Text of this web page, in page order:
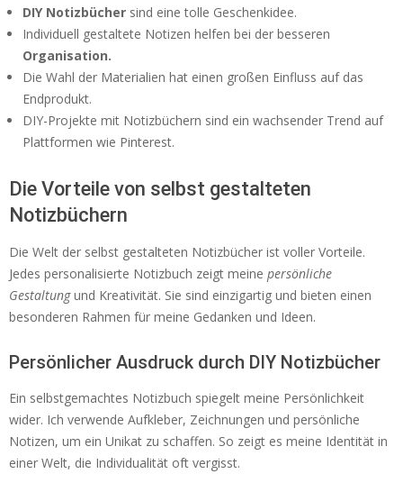
DIY Notizbücher sind eine tolle Geschenkidee.
Individuell gestaltete Notizen helfen bei der besseren
Organisation.
Die Wahl der Materialien hat einen großen Einfluss auf das
Endprodukt.
DIY-Projekte mit Notizbüchern sind ein wachsender Trend auf
Plattformen wie Pinterest.
Die Vorteile von selbst gestalteten
Notizbüchern
Die Welt der selbst gestalteten Notizbücher ist voller Vorteile.
Jedes personalisierte Notizbuch zeigt meine persönliche
Gestaltungund Kreativität. Sie sind einzigartig und bieten einen
besonderen Rahmen für meine Gedanken und Ideen.
Persönlicher Ausdruck durch DIY Notizbücher
Ein selbstgemachtes Notizbuch spiegelt meine Persönlichkeit
wider. Ich verwende Aufkleber, Zeichnungen und persönliche
Notizen, um ein Unikat zu schaffen. So zeigt es meine Identität in
einer Welt, die Individualität oft vergisst.